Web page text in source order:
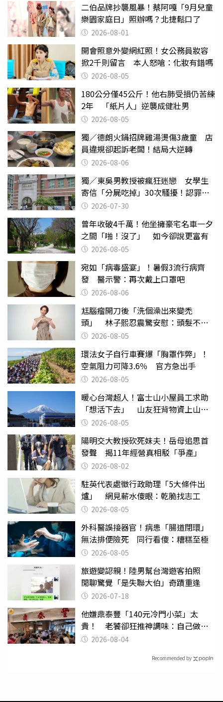
二伯品牌抄襲風暴！蔡阿嘎「9月兒童
樂園家庭日」照辦嗎？北捷鬆口了
2026-08-01
開會照意外變網紅照！女公務員妝容
掀2千則留言 本人怒嗆：化妝有錯嗎
2026-08-05
180公分僅45公斤！他右肺受損仍苦練
2年 「紙片人」逆襲成健壯男
2026-08-05
獨／德朗火鍋招牌雞湯燙傷3歲童 店
員違規卻起訴老闆！結局大逆轉
2026-08-06
獨／東吳男教授被瘋狂迷戀 女學生
寄信「分屍吃掉」30次騷擾！認罪免
關 2026-07-30
曾年收破4千萬！他坐擁豪宅名車一夕
之間「啪！沒了」 如今卻說更富有
2026-08-05
宛如「病毒盛宴」！暑假3流行病齊
發 醫示警：再次戴上口罩吧
2026-08-06
尪腦瘤開刀後「洗個澡出來變禿
頭」 林子熙忍震驚安慰：頭髮不重
要 2026-08-05
環法女子自行車賽爆「胸罩作弊」！
空氣阻力可降3.6％ 官方急出手
2026-08-05
暖心台灣超人！富士山小屋員工求助
「想活下去」 山友狂背物資上山：
台灣真的是寶島
2026-08-05
陽明交大教授砍死妹夫！岳母追思首
發聲 揭11年經營真相駁「爭產」
2026-08-02
駐英代表處徵行政助理「5大條件出
爐」 網見薪水傻眼：乾脆找志工
2026-08-05
外科醫誤接器官！病患「腸道閉環」
無法排便險死 同行看傻：糟糕至極
2026-08-05
旅遊變認親！陸男幫台灣遊客拍照
閒聊驚覺「是失聯大伯」奇蹟重逢
2026-07-18
他嫌鼎泰豐「140元冷門小菜」太
貴！ 老饕卻狂推神調味：自己做不
出來2026-08-04
Recommended by